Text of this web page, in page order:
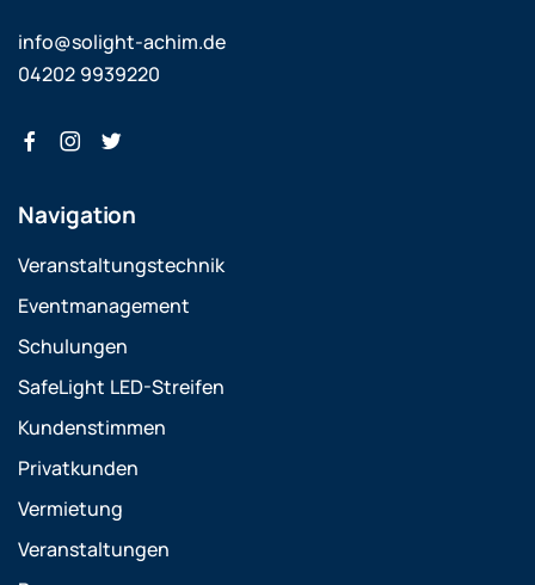
info@solight-achim.de
04202 9939220
Navigation
Veranstaltungstechnik
Eventmanagement
Schulungen
SafeLight LED-Streifen
Kundenstimmen
Privatkunden
Vermietung
Veranstaltungen